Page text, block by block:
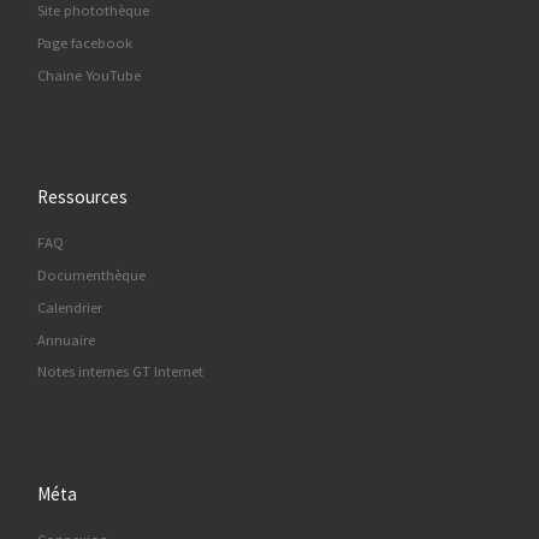
Site photothèque
Page facebook
Chaine YouTube
Ressources
FAQ
Documenthèque
Calendrier
Annuaire
Notes internes GT Internet
Méta